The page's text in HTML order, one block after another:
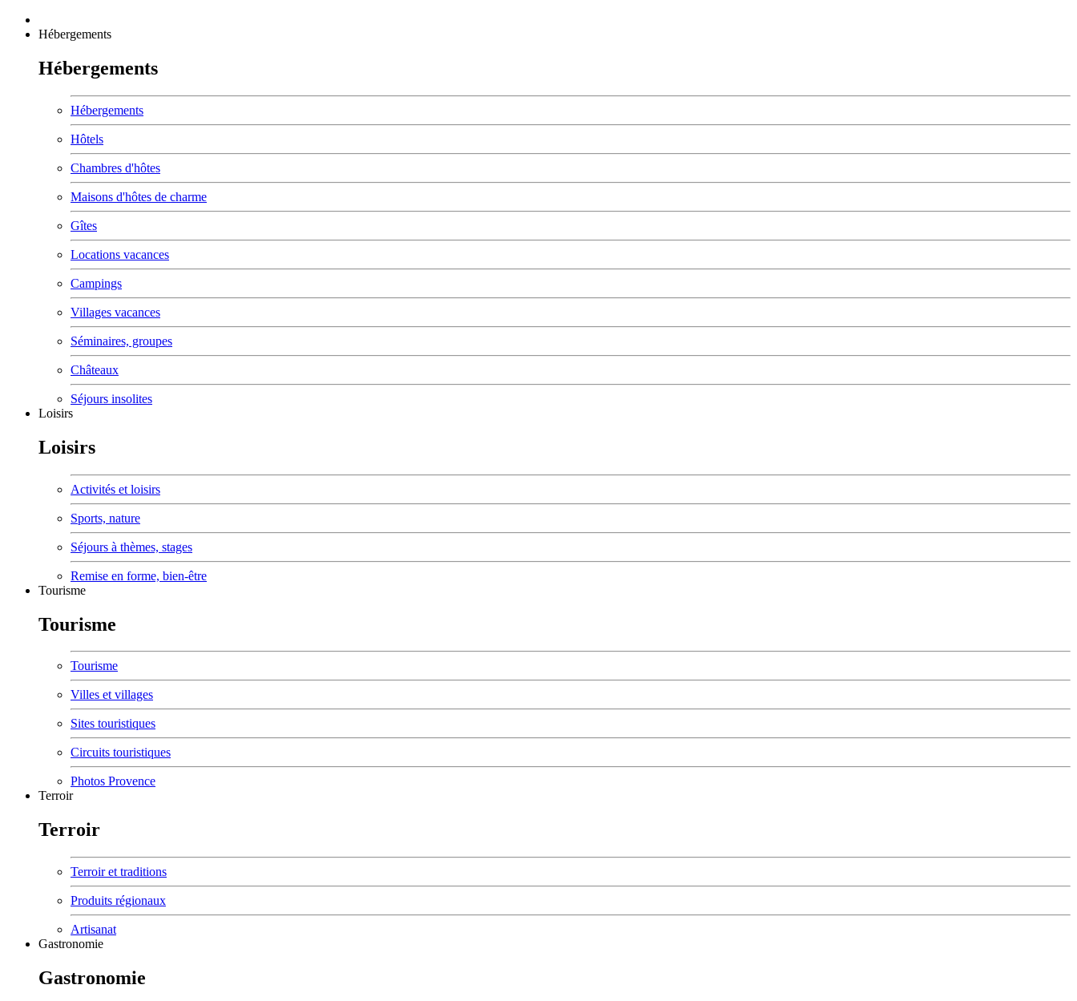
Hébergements
Hébergements
Hébergements
Hôtels
Chambres d'hôtes
Maisons d'hôtes de charme
Gîtes
Locations vacances
Campings
Villages vacances
Séminaires, groupes
Châteaux
Séjours insolites
Loisirs
Loisirs
Activités et loisirs
Sports, nature
Séjours à thèmes, stages
Remise en forme, bien-être
Tourisme
Tourisme
Tourisme
Villes et villages
Sites touristiques
Circuits touristiques
Photos Provence
Terroir
Terroir
Terroir et traditions
Produits régionaux
Artisanat
Gastronomie
Gastronomie